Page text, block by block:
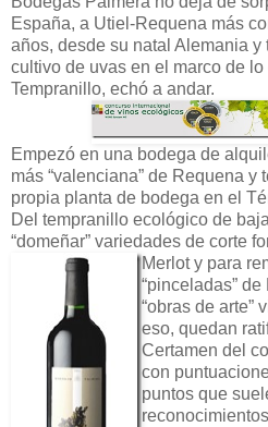
España, a Utiel-Requena más
años, desde su natal Alemania y
cultivo de uvas en el marco de
Tempranillo, echó a andar.
Empezó en una bodega de
más “valenciana” de Requena y
propia planta de bodega en el
Del tempranillo ecológico de
“domeñar” variedades de corte
Merlot y para
“pinceladas”
“obras de arte”
eso, quedan
Certamen del
con
puntos que